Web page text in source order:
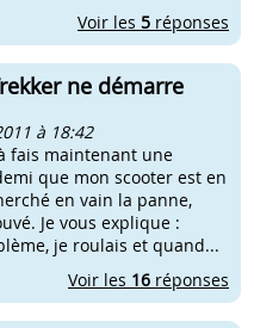
Voir les 5 réponses
ne démarre
à 18:42
fais maintenant une
que mon scooter est en
en vain la panne,
Je vous explique :
je roulais et quand...
Voir les 16 réponses